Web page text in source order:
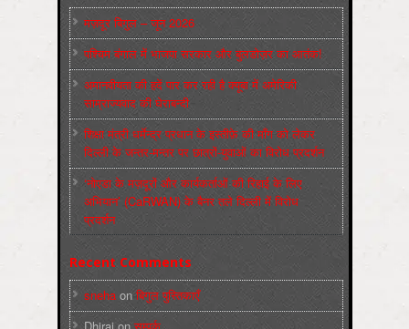
मज़दूर बिगुल – जून 2026
पश्चिम बंगाल में भाजपा सरकार और बुलडोज़र का आतंक!
अमानवीयता की हदें पार कर रही है क्यूबा में अमेरिकी
साम्राज्यवाद की घेराबन्दी
शिक्षा मंत्री धर्मेन्द्र प्रधान के इस्तीफ़े की माँग को लेकर
दिल्ली के जन्तर-मन्तर पर छात्रों-युवाओं का विरोध प्रदर्शन
‘नोएडा के मज़दूरों और कार्यकर्ताओं की रिहाई के लिए
अभियान’ (CaRWAN) के बैनर तले दिल्ली में विरोध
प्रदर्शन
Recent Comments
sneha on बिगुल पुस्तिकाएँ
Dhiraj on सम्पर्क